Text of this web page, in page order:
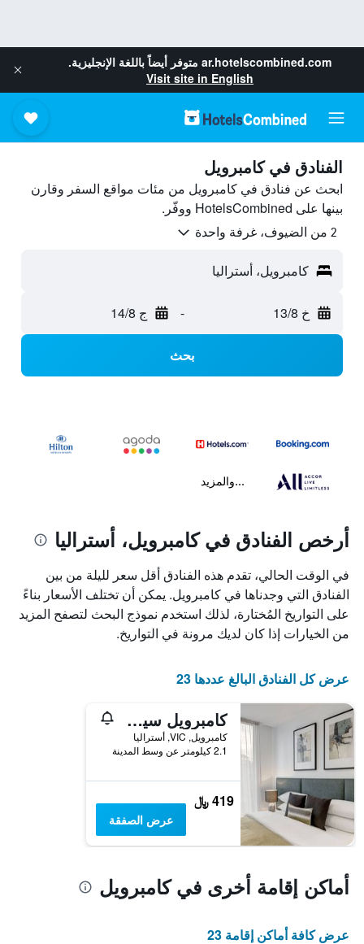
ar.hotelscombined.com متوفر أيضاً باللغة الإنجليزية.
Visit site in English
الفنادق في كامبرويل
ابحث عن فنادق في كامبرويل من مئات مواقع السفر وقارن
بينها على HotelsCombined ووفّر.
2 من الضيوف، غرفة واحدة
كامبرويل، أستراليا
خ 13/8 - ج 14/8
بحث
...والمزيد
أرخص الفنادق في كامبرويل، أستراليا
في الوقت الحالي، تقدم هذه الفنادق أقل سعر لليلة من بين
الفنادق التي وجدناها في كامبرويل. يمكن أن تختلف الأسعار بناءً
على التواريخ المُختارة، لذلك استخدم نموذج البحث لتصفح المزيد
من الخيارات إذا كان لديك مرونة في التواريخ.
عرض كل الفنادق البالغ عددها 23
كامبرويل سيرفيسد أبارتمنت هوتل
كامبرويل, VIC, أستراليا
2.1 كيلومتر عن وسط المدينة
419 ﷼
عرض الصفقة
أماكن إقامة أخرى في كامبرويل
عرض كافة أماكن إقامة 23